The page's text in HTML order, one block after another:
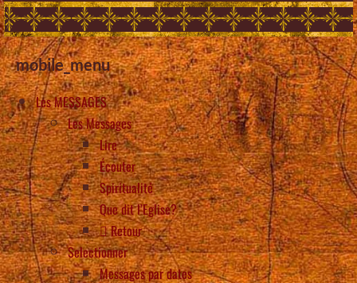
mobile_menu
Les MESSAGES
Les Messages
Lire
Écouter
Spiritualité
Que dit l’Eglise?
Retour
Selectionner
Messages par dates